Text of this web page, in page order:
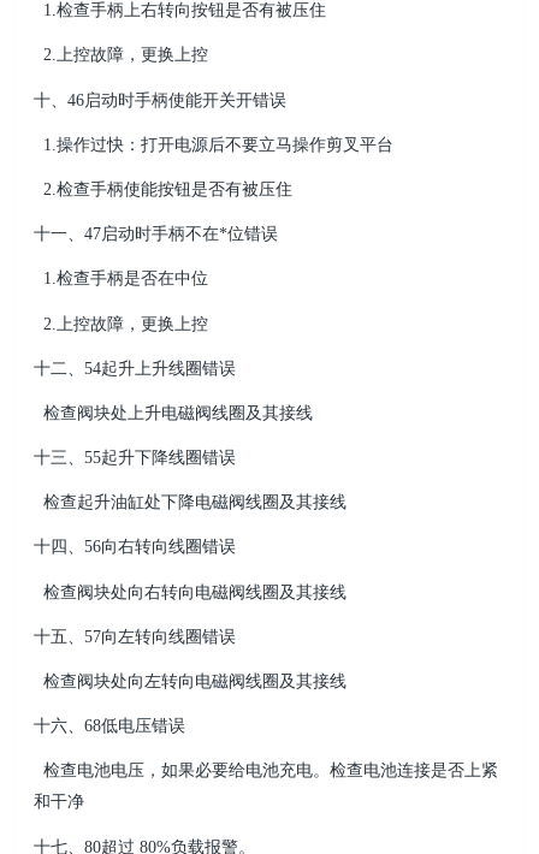
1.检查手柄上右转向按钮是否有被压住
2.上控故障，更换上控
十、46启动时手柄使能开关开错误
1.操作过快：打开电源后不要立马操作剪叉平台
2.检查手柄使能按钮是否有被压住
十一、47启动时手柄不在*位错误
1.检查手柄是否在中位
2.上控故障，更换上控
十二、54起升上升线圈错误
检查阀块处上升电磁阀线圈及其接线
十三、55起升下降线圈错误
检查起升油缸处下降电磁阀线圈及其接线
十四、56向右转向线圈错误
检查阀块处向右转向电磁阀线圈及其接线
十五、57向左转向线圈错误
检查阀块处向左转向电磁阀线圈及其接线
十六、68低电压错误
检查电池电压，如果必要给电池充电。检查电池连接是否上紧
和干净
十七、80超过 80%负载报警。